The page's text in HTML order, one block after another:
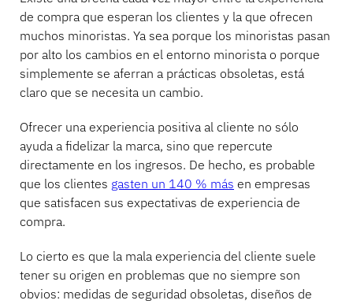
Artículos deportivos
Comercio especializado
Deportes y entretenimiento
Etiquetas y detectores
Punto de venta
Soportes para tabletas
Contacto
Catálogo
Noticias
de compra que esperan los clientes y la que ofrecen
muchos minoristas. Ya sea porque los minoristas pasan
por alto los cambios en el entorno minorista o porque
simplemente se aferran a prácticas obsoletas, está
claro que se necesita un cambio.
Ofrecer una experiencia positiva al cliente no sólo
ayuda a fidelizar la marca, sino que repercute
directamente en los ingresos. De hecho, es probable
que los clientes gasten un 140 % más en empresas
que satisfacen sus expectativas de experiencia de
compra.
Lo cierto es que la mala experiencia del cliente suele
tener su origen en problemas que no siempre son
obvios: medidas de seguridad obsoletas, diseños de